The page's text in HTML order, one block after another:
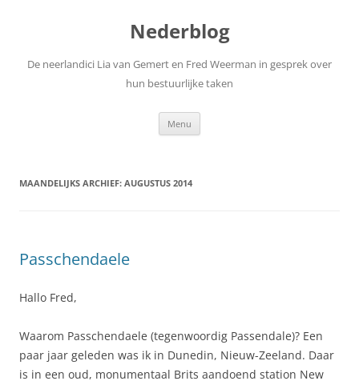
Nederblog
De neerlandici Lia van Gemert en Fred Weerman in gesprek over
hun bestuurlijke taken
Menu
MAANDELIJKS ARCHIEF: AUGUSTUS 2014
Passchendaele
Hallo Fred,
Waarom Passchendaele (tegenwoordig Passendale)? Een
paar jaar geleden was ik in Dunedin, Nieuw-Zeeland. Daar
is in een oud, monumentaal Brits aandoend station New